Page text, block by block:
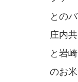
との
庄内
と岩
のお